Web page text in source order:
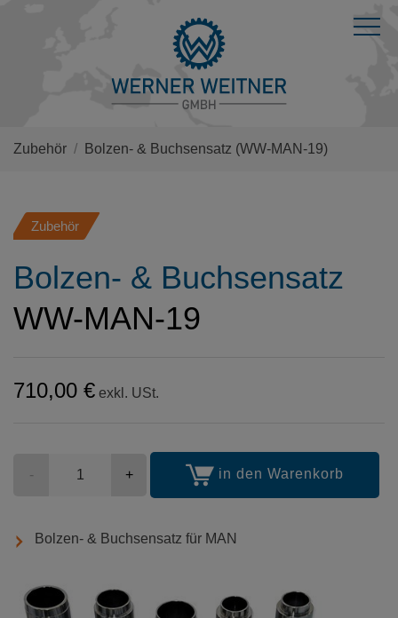
Zubehör Bolzen- & Buchsensatz (WW-MAN-19)
Zubehör
Bolzen- & Buchsensatz
WW-MAN-19
710,00 € exkl. USt.
- + in den Warenkorb
Bolzen- & Buchsensatz für MAN